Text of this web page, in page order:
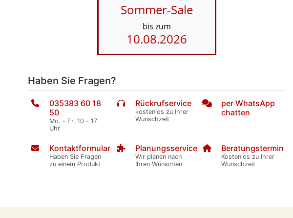
Sommer-Sale
bis zum
10.08.2026
Haben Sie Fragen?
035383 60 18
50
Mo. - Fr. 10 - 17
Uhr
Rückrufservice
kostenlos zu Ihrer
Wunschzeit
per WhatsApp
chatten
Kontaktformular
Haben Sie Fragen
zu einem Produkt
Planungsservice
Wir planen nach
Ihren Wünschen
Beratungstermin
Kostenlos zu Ihrer
Wunschzeit